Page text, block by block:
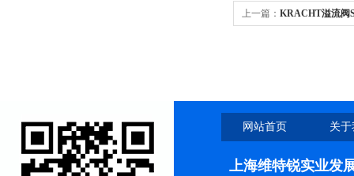
上一篇： KRACHT溢流阀
网站首页 关
上海维特锐实业发